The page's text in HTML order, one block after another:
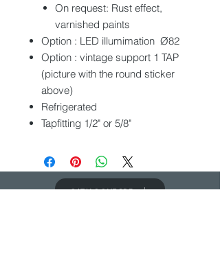
On request: Rust effect,
varnished paints
Option : LED illumimation Ø82
Option : vintage support 1 TAP
(picture with the round sticker
above)
Refrigerated
Tapfitting 1/2" or 5/8"
CATALOGUE PDF